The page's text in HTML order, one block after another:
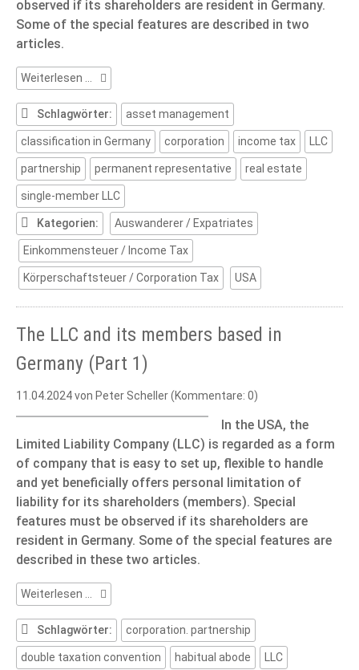
observed if its shareholders are resident in Germany.
Some of the special features are described in two
articles.
Weiterlesen …
The
LLC
and
its
members
based
in
Germany
(Part
2)
Schlagwörter: asset management
classification in Germany corporation income tax LLC
partnership permanent representative real estate
single-member LLC
Kategorien: Auswanderer / Expatriates
Einkommensteuer / Income Tax
Körperschaftsteuer / Corporation Tax USA
The LLC and its members based in
Germany (Part 1)
11.04.2024von Peter Scheller (Kommentare: 0)
In the USA, the
Limited Liability Company (LLC) is regarded as a form
of company that is easy to set up, flexible to handle
and yet beneficially offers personal limitation of
liability for its shareholders (members). Special
features must be observed if its shareholders are
resident in Germany. Some of the special features are
described in these two articles.
Weiterlesen …
The
LLC
and
its
members
Schlagwörter: corporation. partnership
double taxation convention habitual abode LLC